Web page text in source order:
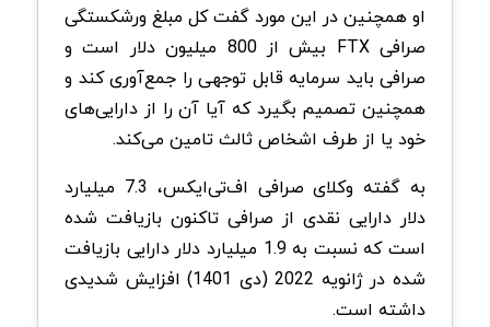
او همچنین در این مورد گفت کل مبلغ ورشکستگی
صرافی FTX بیش از 800 میلیون دلار است و
صرافی باید سرمایه قابل‌ توجهی را جمع‌آوری کند و
همچنین تصمیم بگیرد که آیا آن را از دارایی‌های
خود یا از طرف اشخاص ثالث تامین می‌کند.
به گفته وکلای صرافی اف‌تی‌ایکس، 7.3 میلیارد
دلار دارایی نقدی از صرافی تاکنون بازیافت شده
است که نسبت به 1.9 میلیارد دلار دارایی بازیافت
شده در ژانویه 2022 (دی 1401) افزایش شدیدی
داشته است.